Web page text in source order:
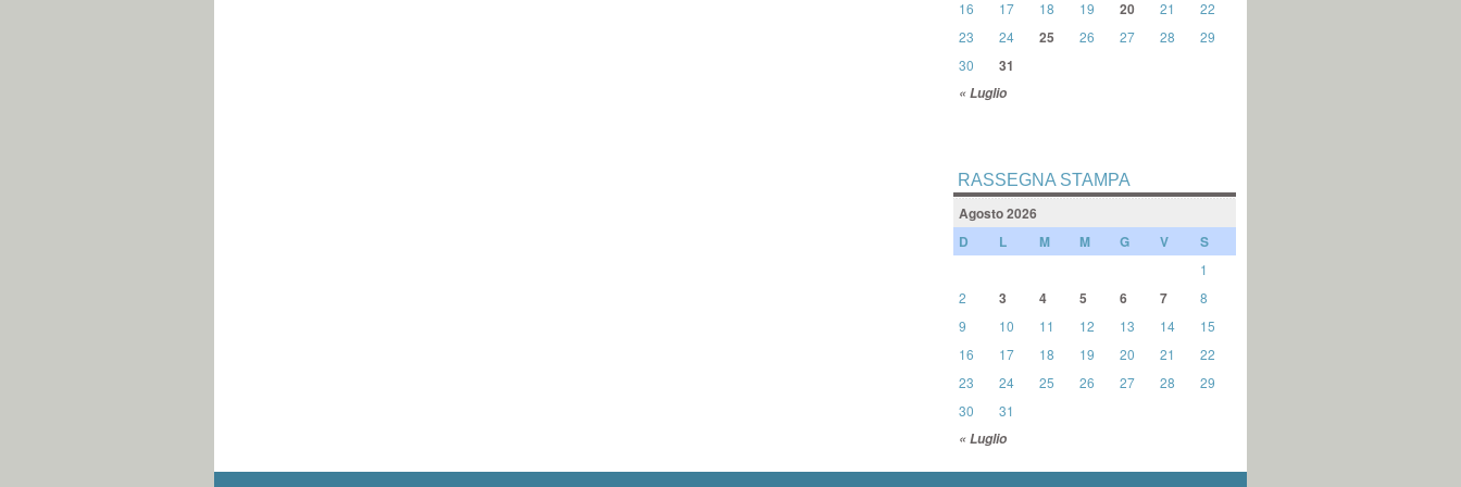
« Luglio
16
17 18 19 20 21
22
23
24 25 26 27 28
29
30
31
RASSEGNA STAMPA
Agosto 2026
D
L M M G V S
« Luglio
1
2
3 4 5 6 7
8
9
10 11 12 13 14
15
16
17 18 19 20 21
22
23
24 25 26 27 28
29
30
31